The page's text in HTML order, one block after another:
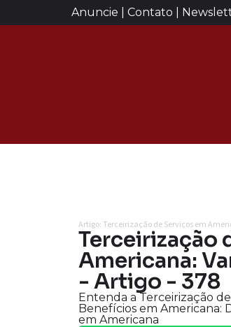
Anuncie | Contato |
Artigo: Terceirização de Serviços em
Terceirização
Americana:
- Artigo - 378
Entenda a Terceirização
Benefícios em Americana:
em Americana